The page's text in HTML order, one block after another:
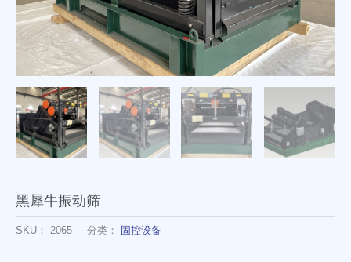
黑犀牛振动筛
SKU： 2065 分类： 固控设备